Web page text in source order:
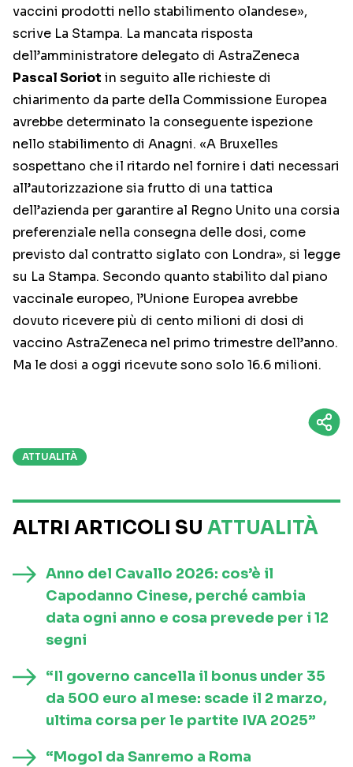
vaccini prodotti nello stabilimento olandese»,
scrive La Stampa. La mancata risposta
dell’amministratore delegato di AstraZeneca
Pascal Soriot in seguito alle richieste di
chiarimento da parte della Commissione Europea
avrebbe determinato la conseguente ispezione
nello stabilimento di Anagni. «A Bruxelles
sospettano che il ritardo nel fornire i dati necessari
all’autorizzazione sia frutto di una tattica
dell’azienda per garantire al Regno Unito una corsia
preferenziale nella consegna delle dosi, come
previsto dal contratto siglato con Londra», si legge
su La Stampa. Secondo quanto stabilito dal piano
vaccinale europeo, l’Unione Europea avrebbe
dovuto ricevere più di cento milioni di dosi di
vaccino AstraZeneca nel primo trimestre dell’anno.
Ma le dosi a oggi ricevute sono solo 16.6 milioni.
ATTUALITÀ
ALTRI ARTICOLI SU ATTUALITÀ
Anno del Cavallo 2026: cos’è il
Capodanno Cinese, perché cambia
data ogni anno e cosa prevede per i 12
segni
“Il governo cancella il bonus under 35
da 500 euro al mese: scade il 2 marzo,
ultima corsa per le partite IVA 2025”
“Mogol da Sanremo a Roma